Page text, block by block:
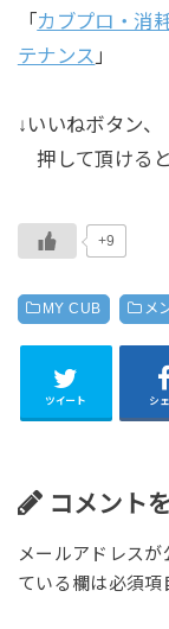
「カブプロ・消
テナンス 」
↓いいねボタン、
押して頂けると
+9
MY CUB メ
ツイート シ
コメント
メールアドレスが
ている欄は必須項